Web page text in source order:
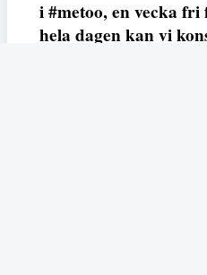
i #metoo, en vecka
hela dagen kan vi